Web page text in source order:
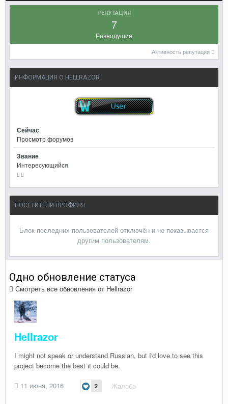
РЕПУТАЦИЯ
7
Равнодушие
Активность репутации
ИНФОРМАЦИЯ О HELLRAZOR
Сейчас
Просмотр форумов
Звание
Интересующийся
ПОСЕТИТЕЛИ ПРОФИЛЯ
Блок последних пользователей отключён и не показывается
другим пользователям.
Одно обновление статуса
Смотреть все обновления от Hellrazor
Hellrazor
I might not speak or understand Russian, but I'd love to see this
project become the best it could be.
11 июня, 2016 2 Жалоба